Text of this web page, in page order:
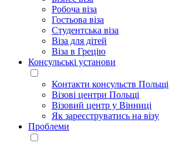
Робоча віза
Гостьова віза
Студентська віза
Віза для дітей
Віза в Грецію
Консульські установи
Контакти консульств Польщі
Візові центри Польщі
Візовий центр у Вінниці
Як зареєструватись на візу
Проблеми